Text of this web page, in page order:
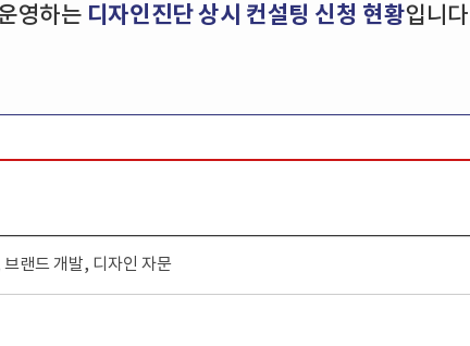
영하는 디자인진단 상시 컨설팅 신청 현황입니
랜드 개발, 디자인 자문